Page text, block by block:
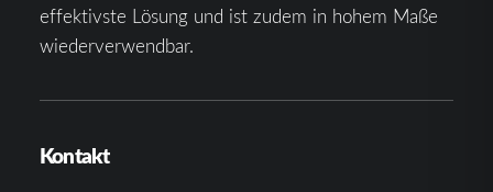
effektivste Lösung und ist zudem in hohem Maße
wiederverwendbar.
Kontakt